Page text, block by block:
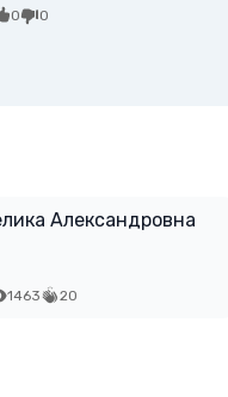
0 0
Александровна
1463 20